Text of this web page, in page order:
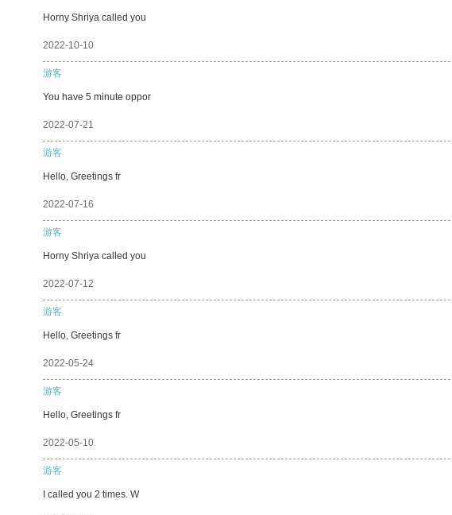
Horny Shriya called you
2022-10-10
游客
You have 5 minute oppor
2022-07-21
游客
Hello, Greetings fr
2022-07-16
游客
Horny Shriya called you
2022-07-12
游客
Hello, Greetings fr
2022-05-24
游客
Hello, Greetings fr
2022-05-10
游客
I called you 2 times. W